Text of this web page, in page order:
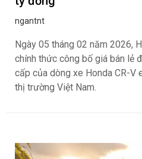
ngantnt
Ngày 05 tháng 02 năm 2026,
chính thức công bố giá bán lẻ
cấp của dòng xe Honda CR-V
thị trường Việt Nam.